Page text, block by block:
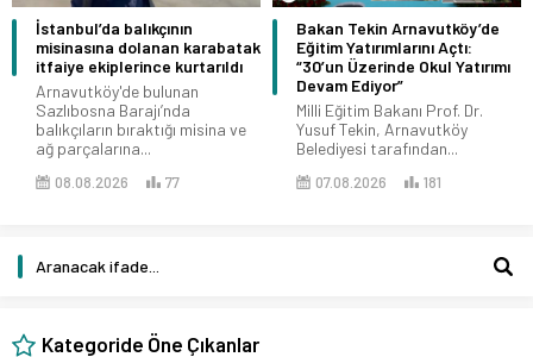
İstanbul’da balıkçının
misinasına dolanan karabatak
itfaiye ekiplerince kurtarıldı
Arnavutköy'de bulunan
Sazlıbosna Barajı’nda
balıkçıların bıraktığı misina ve
ağ parçalarına...
08.08.2026 77
Bakan Tekin Arnavutköy’de
Eğitim Yatırımlarını Açtı:
“30’un Üzerinde Okul Yatırımı
Devam Ediyor”
Milli Eğitim Bakanı Prof. Dr.
Yusuf Tekin, Arnavutköy
Belediyesi tarafından...
07.08.2026 181
Kategoride Öne Çıkanlar